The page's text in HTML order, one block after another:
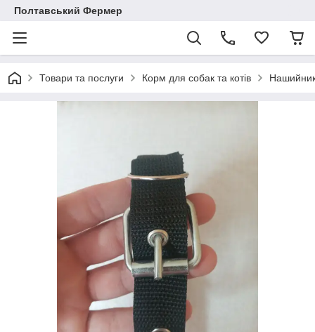
Полтавський Фермер
Товари та послуги Корм для собак та котів